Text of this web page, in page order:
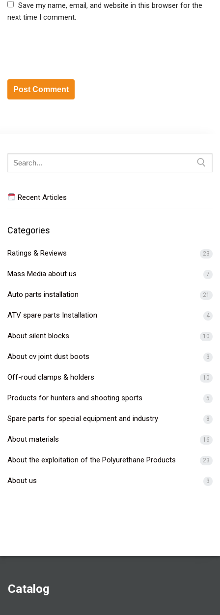
Save my name, email, and website in this browser for the
next time I comment.
Search
for:
Recent Articles
Categories
Ratings & Reviews 23
Mass Media about us 7
Auto parts installation 21
ATV spare parts Installation 4
About silent blocks 10
About cv joint dust boots 3
Off-roud clamps & holders 10
Products for hunters and shooting sports 5
Spare parts for special equipment and industry 8
About materials 16
About the exploitation of the Polyurethane Products 23
About us 3
Catalog